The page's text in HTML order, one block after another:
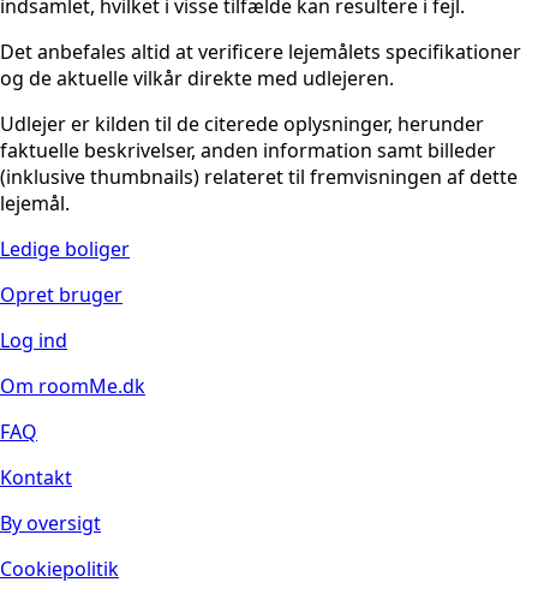
indsamlet, hvilket i visse tilfælde kan resultere i fejl.
Det anbefales altid at verificere lejemålets specifikationer
og de aktuelle vilkår direkte med udlejeren.
Udlejer er kilden til de citerede oplysninger, herunder
faktuelle beskrivelser, anden information samt billeder
(inklusive thumbnails) relateret til fremvisningen af dette
lejemål.
Ledige boliger
Opret bruger
Log ind
Om roomMe.dk
FAQ
Kontakt
By oversigt
Cookiepolitik